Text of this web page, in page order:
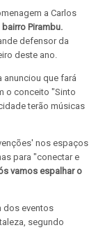
a Carlos
Pirambu.
defensor da
deste ano.
anunciou que fará
o conceito "Sinto
terão músicas
nos espaços
para "conectar e
vamos espalhar o
dos eventos
segundo